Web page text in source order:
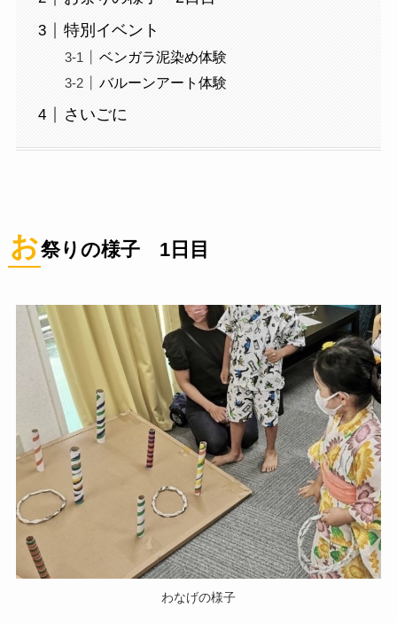
特別イベント
ベンガラ泥染め体験
バルーンアート体験
さいごに
お祭りの様子 1日目
わなげの様子